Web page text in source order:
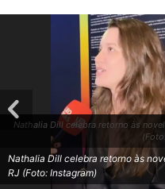
Nathalia Dill celebra retorno às
Nathalia Dill celebra retorno às
RJ (Foto: Instagram)